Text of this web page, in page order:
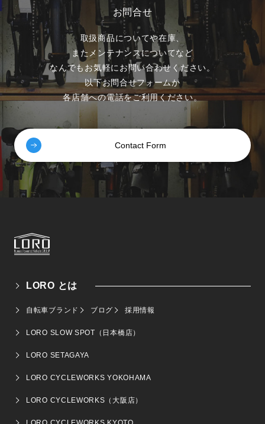
お問合せ
取扱商品についてや在庫、
またメンテナンスについてなど
なんでもお気軽にお問い合わせください。
以下お問合せフォームか
各店舗への電話をご利用ください。
Contact Form
LORO とは
自転車ブランド ブログ 採用情報
LORO SLOW SPOT（日本橋店）
LORO SETAGAYA
LORO CYCLEWORKS YOKOHAMA
LORO CYCLEWORKS（大阪店）